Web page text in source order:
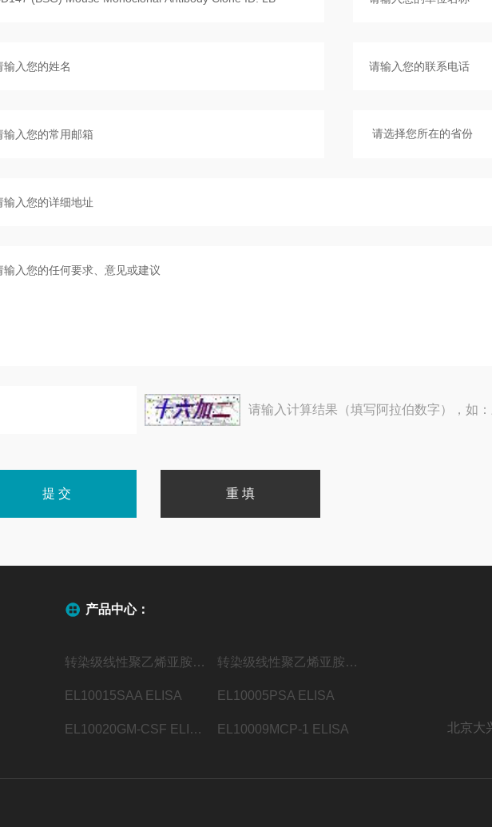
请输入计算结果（填写阿拉伯数字），如
产品中心：
转染级线性聚乙烯亚胺（MW40000） 转染级线性聚乙烯亚胺（MW25000）
EL10015SAA ELISA EL10005PSA ELISA
EL10020GM-CSF ELISA EL10009MCP-1 ELISA
北京大